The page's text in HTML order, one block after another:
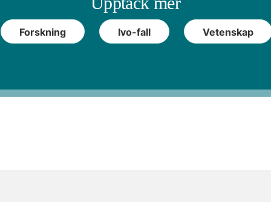
Forskning Ivo-fall Vetenskap